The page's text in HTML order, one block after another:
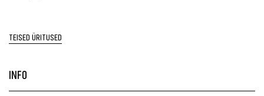
TEISED ÜRITUSED
INFO